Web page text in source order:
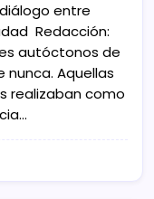
entre
Redacción:
autóctonos de
nunca. Aquellas
realizaban como